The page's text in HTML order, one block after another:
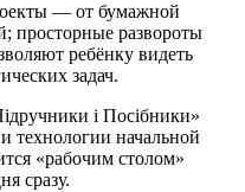
— от бумажной
просторные развороты
ребёнку видеть
задач.
і Посібники»
технологии начальной
«рабочим столом»
сразу.